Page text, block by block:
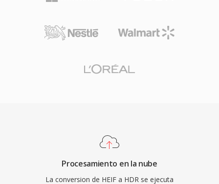
Procesamiento en la nube
La conversion de HEIF a HDR se ejecuta